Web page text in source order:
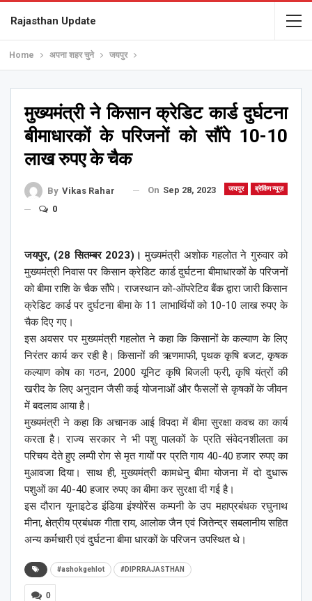
Rajasthan Update
Home अपना शहर चुने जयपुर
मुख्यमंत्री ने किसान क्रेडिट कार्ड दुर्घटना
बीमाधारकों के परिजनों को सौंपे 10-10
लाख रुपए के चैक
जयपुर ब्रेकिंग न्यूज़
By Vikas Rahar On Sep 28, 2023
0
जयपुर, (28 सितम्बर 2023)। मुख्यमंत्री अशोक गहलोत ने गुरुवार को
मुख्यमंत्री निवास पर किसान क्रेडिट कार्ड दुर्घटना बीमाधारकों के परिजनों
को बीमा राशि के चैक सौंपे। राजस्थान को-ऑपरेटिव बैंक द्वारा जारी किसान
क्रेडिट कार्ड पर दुर्घटना बीमा के 11 लाभार्थियों को 10-10 लाख रुपए के
चैक दिए गए।
इस अवसर पर मुख्यमंत्री गहलोत ने कहा कि किसानों के कल्याण के लिए
निरंतर कार्य कर रही है। किसानों की ऋणमाफी, पृथक कृषि बजट, कृषक
कल्याण कोष का गठन, 2000 यूनिट कृषि बिजली फ्री, कृषि यंत्रों की
खरीद के लिए अनुदान जैसी कई योजनाओं और फैसलों से कृषकों के जीवन
में बदलाव आया है।
मुख्यमंत्री ने कहा कि अचानक आई विपदा में बीमा सुरक्षा कवच का कार्य
करता है। राज्य सरकार ने भी पशु पालकों के प्रति संवेदनशीलता का
परिचय देते हुए लम्पी रोग से मृत गायों पर प्रति गाय 40-40 हजार रुपए का
मुआवजा दिया। साथ ही, मुख्यमंत्री कामधेनु बीमा योजना में दो दुधारू
पशुओं का 40-40 हजार रुपए का बीमा कर सुरक्षा दी गई है।
इस दौरान यूनाइटेड इंडिया इंश्योरेंस कम्पनी के उप महाप्रबंधक रघुनाथ
मीना, क्षेत्रीय प्रबंधक गीता राय, आलोक जैन एवं जितेन्द्र सबलानीय सहित
अन्य कर्मचारी एवं दुर्घटना बीमा धारकों के परिजन उपस्थित थे।
#ashokgehlot #DIPRRAJASTHAN
0